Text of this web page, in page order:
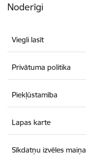
Noderīgi
Viegli lasīt
Privātuma politika
Piekļūstamība
Lapas karte
Sīkdatņu izvēles maiņa